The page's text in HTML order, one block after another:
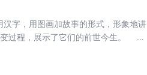
字，用图画加故事的形式，形象地讲
过程，展示了它们的前世今生。